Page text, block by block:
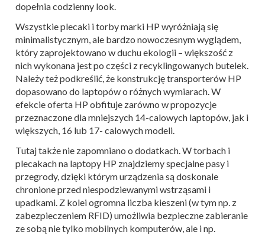
dopełnia codzienny look.
Wszystkie plecaki i torby marki HP wyróżniają się
minimalistycznym, ale bardzo nowoczesnym wyglądem,
który zaprojektowano w duchu ekologii – większość z
nich wykonana jest po części z recyklingowanych butelek.
Należy też podkreślić, że konstrukcję transporterów HP
dopasowano do laptopów o różnych wymiarach. W
efekcie oferta HP obfituje zarówno w propozycje
przeznaczone dla mniejszych 14-calowych laptopów, jak i
większych, 16 lub 17- calowych modeli.
Tutaj także nie zapomniano o dodatkach. W torbach i
plecakach na laptopy HP znajdziemy specjalne pasy i
przegrody, dzięki którym urządzenia są doskonale
chronione przed niespodziewanymi wstrząsami i
upadkami. Z kolei ogromna liczba kieszeni (w tym np. z
zabezpieczeniem RFID) umożliwia bezpieczne zabieranie
ze sobą nie tylko mobilnych komputerów, ale i np.